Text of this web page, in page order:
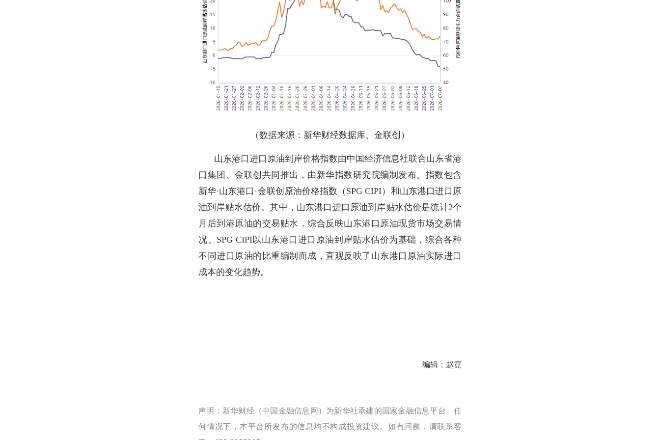
（数据来源：新华财经数据库、金联创）
山东港口进口原油到岸价格指数由中国经济信息社联合山东省港
口集团、金联创共同推出，由新华指数研究院编制发布。指数包含
新华·山东港口·金联创原油价格指数（SPG CIPI）和山东港口进口原
油到岸贴水估价。其中，山东港口进口原油到岸贴水估价是统计2个
月后到港原油的交易贴水，综合反映山东港口原油现货市场交易情
况。SPG CIPI以山东港口进口原油到岸贴水估价为基础，综合各种
不同进口原油的比重编制而成，直观反映了山东港口原油实际进口
成本的变化趋势。
编辑：赵霓
声明：新华财经（中国金融信息网）为新华社承建的国家金融信息平台。任
何情况下，本平台所发布的信息均不构成投资建议。如有问题，请联系客